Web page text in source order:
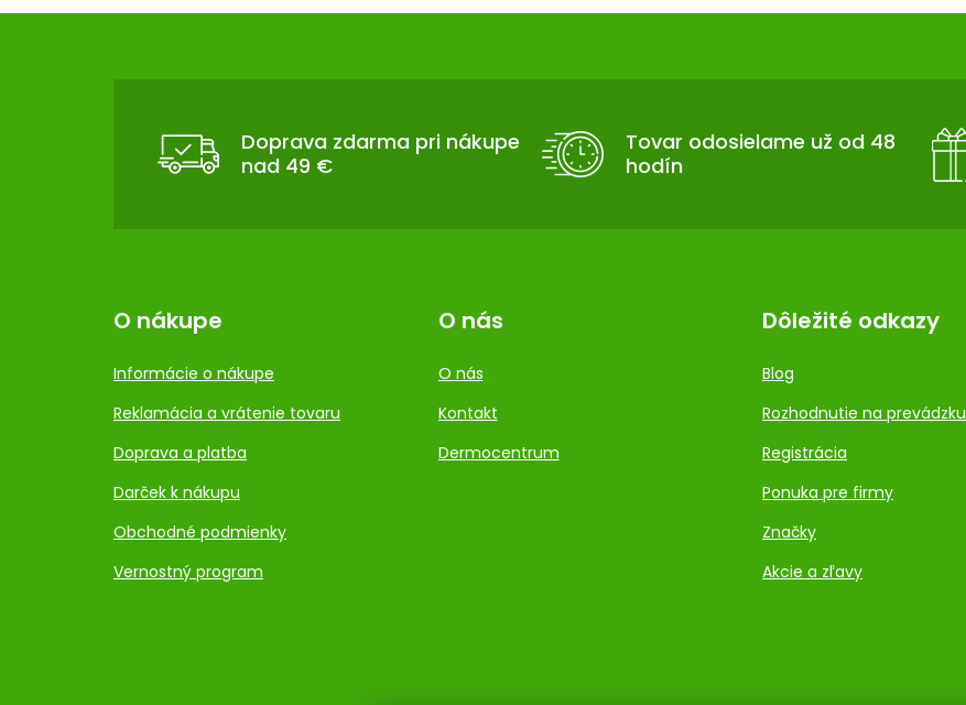
Doprava zdarma pri nákupe
nad 49 €
Tovar odosielame už od 48
hodín
O nákupe
Informácie o nákupe
Reklamácia a vrátenie tovaru
Doprava a platba
Darček k nákupu
Obchodné podmienky
Vernostný program
O nás
O nás
Kontakt
Dermocentrum
Dôležité odkazy
Blog
Rozhodnutie na prevádzku
Registrácia
Ponuka pre firmy
Značky
Akcie a zľavy